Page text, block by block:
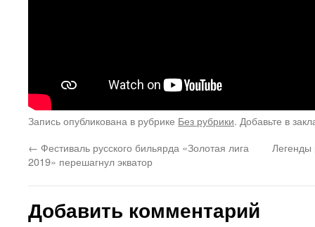
Запись опубликована в рубрике Без рубрики. Добавьте в
← Фестиваль русского бильярда «Золотая лига
2019» перешагнул экватор
Легенды
Добавить комментарий